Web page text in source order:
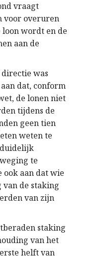
vraagt
voor overuren
wordt en de
aan de
was
dat, conform
de lonen niet
tijdens de
geen tien
weten te
te
ook aan dat wie
de staking
van zijn
staking
van het
helft van